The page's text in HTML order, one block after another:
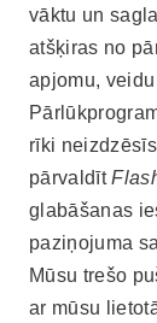
vāktu un
atšķiras no
apjomu,
rīki
pārvaldīt
glabāšanas
paziņojuma
Mūsu trešo
ar mūsu